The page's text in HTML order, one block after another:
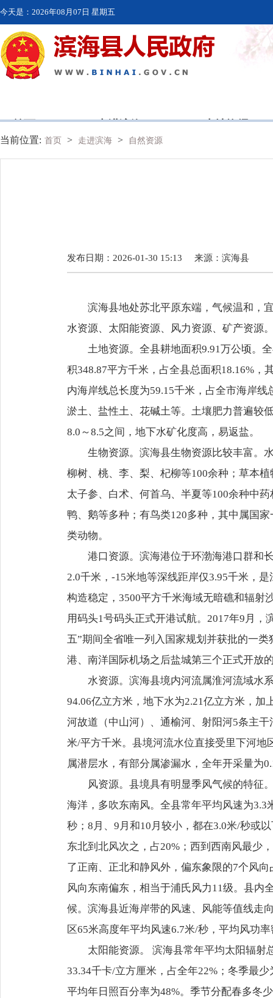
今天是： 2026年08月07日 星期五
首页 走进滨海 本地资讯
当前位置: 首页 > 走进滨海 > 自然资源
发布日期：2026-01-30 15:13 来源： 滨海县
滨海县地处苏北平原东端，气候温和，
水资源、太阳能资源、风力资源、矿产资源
土地资源。全县耕地面积9.91万公顷。
积348.87平方千米，占全县总面积18.16%，
内海岸线总长度为59.15千米，占全市海岸
淤土、盐性土、花碱土等。土壤肥力普遍较
8.0～8.5之间，地下水矿化度高，易返盐。
生物资源。滨海县生物资源比较丰富。
柳树、桃、李、梨、杞柳等100余种；草本
太子参、白术、何首乌、半夏等100余种中
鸭、鹅等多种；有鸟类120多种，其中属国
类动物。
港口资源。滨海港位于环渤海港口群和
2.0千米，-15米地等深线距岸仅3.95千米，
构造稳定，3500平方千米海域无暗礁和辐射
用码头1号码头正式开港试航。2017年9月
五”期间全省唯一列入国家规划并获批的一
港、南洋国际机场之后盐城第三个正式开放
水资源。滨海县境内河流属淮河流域水
94.06亿立方米，地下水为2.21亿立方米，
河故道（中山河）、通榆河、射阳河5条主
米/平方千米。县境河流水位直接受里下河
属潜层水，有部分属渗漏水，全年开采量为
风资源。县境具有明显季风气候的特征
海洋，多吹东南风。全县常年平均风速为
秒；8月、9月和10月较小，都在3.0米/秒或
东北到北风次之，占20%；西到西南风最少
了正南、正北和静风外，偏东象限的7个风
风向东南偏东，相当于浦氏风力11级。县内
候。滨海县近海岸带的风速、风能等值线走
区65米高度年平均风速6.7米/秒，平均风功
太阳能资源。 滨海县常年平均太阳辐射
33.34千卡/立方厘米，占全年22%；冬季最
平均年日照百分率为48%。季节分配春多冬